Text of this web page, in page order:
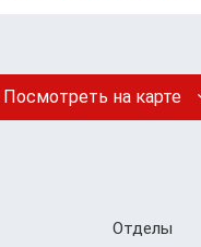
Посмотреть на карте
Отделы